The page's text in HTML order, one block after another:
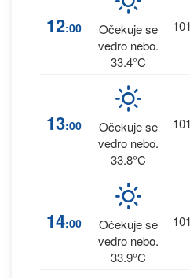
12:00
Očekuje se
vedro nebo.
33.4°C
13:00
Očekuje se
vedro nebo.
33.8°C
14:00
Očekuje se
vedro nebo.
33.9°C